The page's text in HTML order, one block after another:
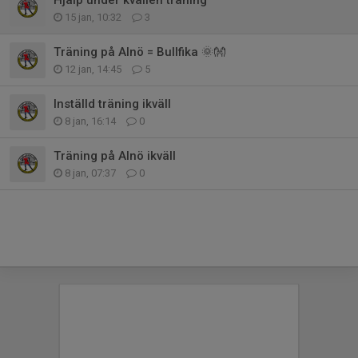
15 jan, 10:32 3
Träning på Alnö = Bullfika 🌞👐
12 jan, 14:45 5
Inställd träning ikväll
8 jan, 16:14 0
Träning på Alnö ikväll
8 jan, 07:37 0